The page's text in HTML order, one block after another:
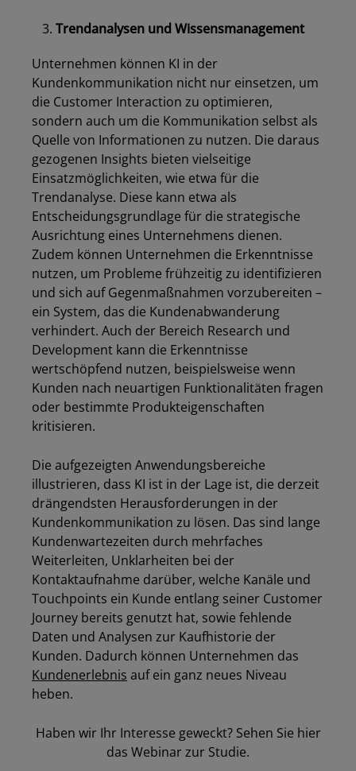
Trendanalysen und Wissensmanagement
Unternehmen können KI in der
Kundenkommunikation nicht nur einsetzen, um
die Customer Interaction zu optimieren,
sondern auch um die Kommunikation selbst als
Quelle von Informationen zu nutzen. Die daraus
gezogenen Insights bieten vielseitige
Einsatzmöglichkeiten, wie etwa für die
Trendanalyse. Diese kann etwa als
Entscheidungsgrundlage für die strategische
Ausrichtung eines Unternehmens dienen.
Zudem können Unternehmen die Erkenntnisse
nutzen, um Probleme frühzeitig zu identifizieren
und sich auf Gegenmaßnahmen vorzubereiten –
ein System, das die Kundenabwanderung
verhindert. Auch der Bereich Research und
Development kann die Erkenntnisse
wertschöpfend nutzen, beispielsweise wenn
Kunden nach neuartigen Funktionalitäten fragen
oder bestimmte Produkteigenschaften
kritisieren.
Die aufgezeigten Anwendungsbereiche
illustrieren, dass KI ist in der Lage ist, die derzeit
drängendsten Herausforderungen in der
Kundenkommunikation zu lösen. Das sind lange
Kundenwartezeiten durch mehrfaches
Weiterleiten, Unklarheiten bei der
Kontaktaufnahme darüber, welche Kanäle und
Touchpoints ein Kunde entlang seiner Customer
Journey bereits genutzt hat, sowie fehlende
Daten und Analysen zur Kaufhistorie der
Kunden. Dadurch können Unternehmen das
Kundenerlebnis auf ein ganz neues Niveau
heben.
Haben wir Ihr Interesse geweckt? Sehen Sie hier
das Webinar zur Studie.
Los